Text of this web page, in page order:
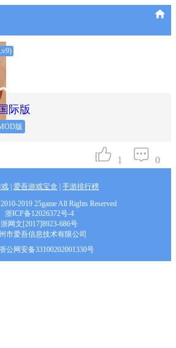
际版
版
1
0
戏 爱吾游戏宝盒
手游排行榜
2019 25game All Rights Reserved
浙ICP备12026372号-4
浙网文[2017]8923-686号
市爱吾信息技术有限公司
公网安备33100202001330号